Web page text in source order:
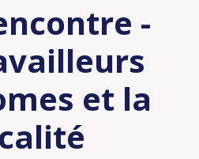
-
et la